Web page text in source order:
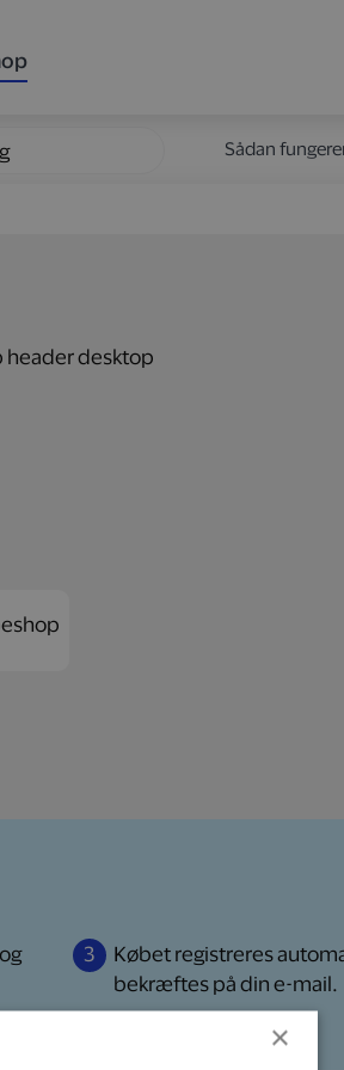
Sådan
3 Købet registreres
bekræftes på din e-mail.
×